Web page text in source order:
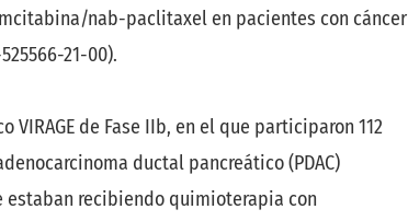
nab-paclitaxel en pacientes con cáncer
21-00).
VIRAGE de Fase IIb, en el que participaron 112
ductal pancreático (PDAC)
recibiendo quimioterapia con